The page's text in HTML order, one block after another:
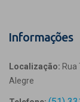
Informações
Localização:
Alegre